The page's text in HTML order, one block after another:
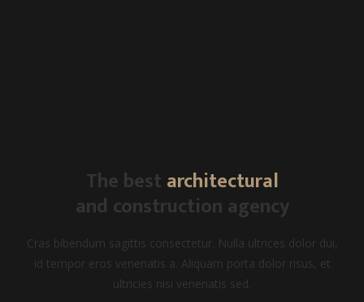
The best architectural
and construction agency
Cras bibendum sagittis consectetur. Nulla ultrices dolor dui,
id tempor eros venenatis a. Aliquam porta dolor risus, et
ultricies nisi venenatis sed.